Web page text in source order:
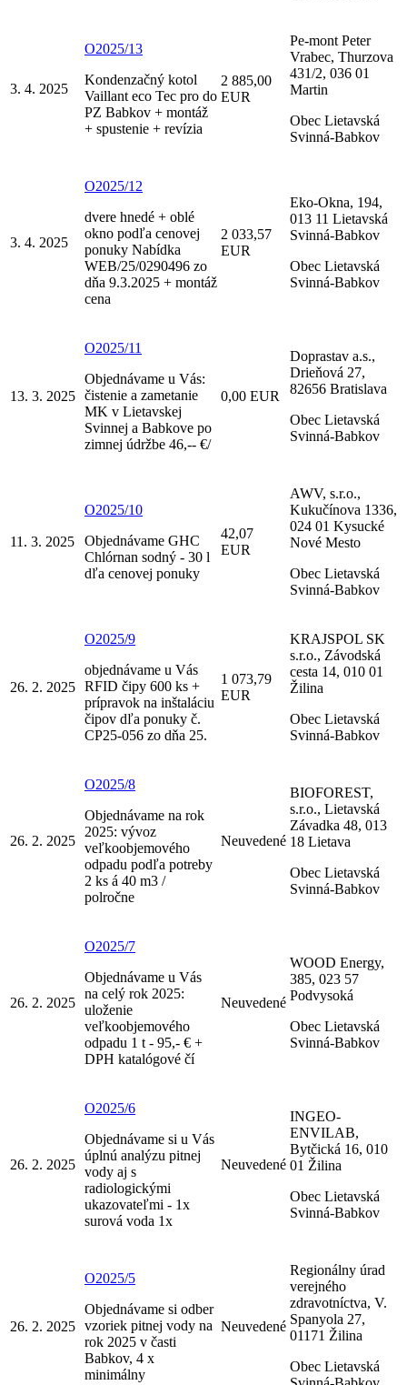
3. 4. 2025
O2025/13
Kondenzačný kotol
Vaillant eco Tec pro do
PZ Babkov + montáž
+ spustenie + revízia
2 885,00
EUR
Pe-mont Peter
Vrabec, Thurzova
431/2, 036 01
Martin
Obec Lietavská
Svinná-Babkov
3. 4. 2025
O2025/12
dvere hnedé + oblé
okno podľa cenovej
ponuky Nabídka
WEB/25/0290496 zo
dňa 9.3.2025 + montáž
cena
2 033,57
EUR
Eko-Okna, 194,
013 11 Lietavská
Svinná-Babkov
Obec Lietavská
Svinná-Babkov
13. 3. 2025
O2025/11
Objednávame u Vás:
čistenie a zametanie
MK v Lietavskej
Svinnej a Babkove po
zimnej údržbe 46,-- €/
0,00 EUR
Doprastav a.s.,
Drieňová 27,
82656 Bratislava
Obec Lietavská
Svinná-Babkov
11. 3. 2025
O2025/10
Objednávame GHC
Chlórnan sodný - 30 l
dľa cenovej ponuky
42,07
EUR
AWV, s.r.o.,
Kukučínova 1336,
024 01 Kysucké
Nové Mesto
Obec Lietavská
Svinná-Babkov
26. 2. 2025
O2025/9
objednávame u Vás
RFID čipy 600 ks +
prípravok na inštaláciu
čipov dľa ponuky č.
CP25-056 zo dňa 25.
1 073,79
EUR
KRAJSPOL SK
s.r.o., Závodská
cesta 14, 010 01
Žilina
Obec Lietavská
Svinná-Babkov
26. 2. 2025
O2025/8
Objednávame na rok
2025: vývoz
veľkoobjemového
odpadu podľa potreby
2 ks á 40 m3 /
polročne
Neuvedené
BIOFOREST,
s.r.o., Lietavská
Závadka 48, 013
18 Lietava
Obec Lietavská
Svinná-Babkov
26. 2. 2025
O2025/7
Objednávame u Vás
na celý rok 2025:
uloženie
veľkoobjemového
odpadu 1 t - 95,- € +
DPH katalógové čí
Neuvedené
WOOD Energy,
385, 023 57
Podvysoká
Obec Lietavská
Svinná-Babkov
26. 2. 2025
O2025/6
Objednávame si u Vás
úplnú analýzu pitnej
vody aj s
radiologickými
ukazovateľmi - 1x
surová voda 1x
Neuvedené
INGEO-
ENVILAB,
Bytčická 16, 010
01 Žilina
Obec Lietavská
Svinná-Babkov
26. 2. 2025
O2025/5
Objednávame si odber
vzoriek pitnej vody na
rok 2025 v časti
Babkov, 4 x
minimálny
Neuvedené
Regionálny úrad
verejného
zdravotníctva, V.
Spanyola 27,
01171 Žilina
Obec Lietavská